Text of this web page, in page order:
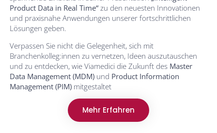
Product Data in Real Time“ zu den neuesten Innovationen
und praxisnahe Anwendungen unserer fortschrittlichen
Lösungen geben.
Verpassen Sie nicht die Gelegenheit, sich mit
Branchenkolleg:innen zu vernetzen, Ideen auszutauschen
und zu entdecken, wie Viamedici die Zukunft des Master
Data Management (MDM) und Product Information
Management (PIM) mitgestaltet
Mehr Erfahren